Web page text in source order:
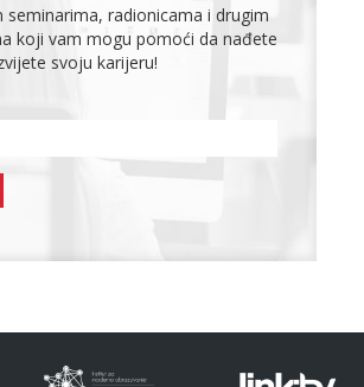
seminarima, radionicama i drugim
koji vam mogu pomoći da nađete
svoju karijeru!